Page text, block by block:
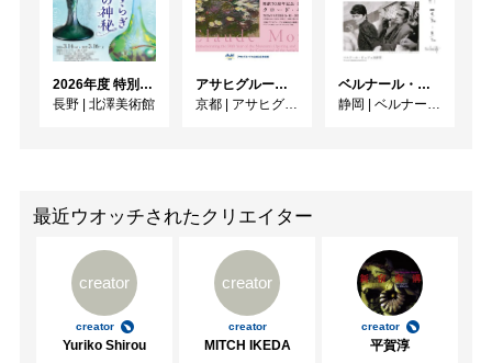
2026年度 特別展「ガレとドーム、アール･ヌーヴォーのガラス 水辺のやすらぎ、海の神秘」
長野 | 北澤美術館
アサヒグループ大山崎山荘美術館 開館30周年記念展「没後100年 クロード・モネ」
京都 | アサヒグループ大山崎山荘美術館
ベルナール・ビュフェと写真 ーカメラがとらえたビュフェとその時代、そして21 世紀へ
静岡 | ベルナール・ビュフェ美術館
最近ウオッチされたクリエイター
creator
creator
Yuriko Shirou
creator
creator
MITCH IKEDA
creator
平賀淳